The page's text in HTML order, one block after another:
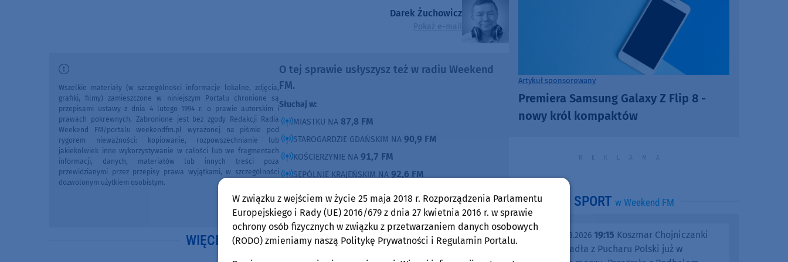
Darek Żuchowicz
Pokaż e-mail
O tej sprawie usłyszysz też w radiu Weekend
FM.
Słuchaj w:
MIASTKU NA 87,8 FM
STAROGARDZIE GDAŃSKIM NA 90,9 FM
KOŚCIERZYNIE NA 91,7 FM
SĘPÓLNIE KRAJEŃSKIM NA 92,6 FM
CHOJNICACH, CZŁUCHOWIE I TUCHOLI NA 99,30 FM
BYTOWIE NA 105,8 FM
Wszelkie materiały (w szczególności informacje lokalne, zdjęcia,
grafiki, filmy) zamieszczone w niniejszym Portalu chronione są
przepisami ustawy z dnia 4 lutego 1994 r. o prawie autorskim i
prawach pokrewnych. Zabronione jest bez zgody Redakcji Radia
Weekend FM/portalu weekendfm.pl wyrażonej na piśmie pod
rygorem nieważności: kopiowanie, rozpowszechnianie lub
jakiekolwiek inne wykorzystywanie w całości lub we fragmentach
informacji, danych, materiałów lub innych treści poza
przewidzianymi przez przepisy prawa wyjątkami, w szczególności
dozwolonym użytkiem osobistym.
WIĘCEJ WIADOMOŚCI w Weekend FM
Artykuł sponsorowany
Premiera Samsung Galaxy Z Flip 8 -
nowy król kompaktów
SPORT w Weekend FM
środa, 05.08.2026 19:15 Koszmar Chojniczanki
trwa. Odpadła z Pucharu Polski już w
W związku z wejściem w życie 25 maja 2018 r. Rozporządzenia Parlamentu
Europejskiego i Rady (UE) 2016/679 z dnia 27 kwietnia 2016 r. w sprawie
ochrony osób fizycznych w związku z przetwarzaniem danych osobowych
(RODO) zmieniamy naszą Politykę Prywatności i Regulamin Portalu.